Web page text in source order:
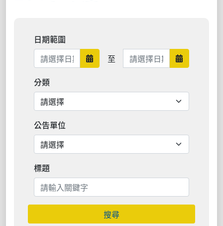
日期範圍
日期範圍開始
至 日期範圍結束 日期範圍
分類
公告單位
標題
搜尋